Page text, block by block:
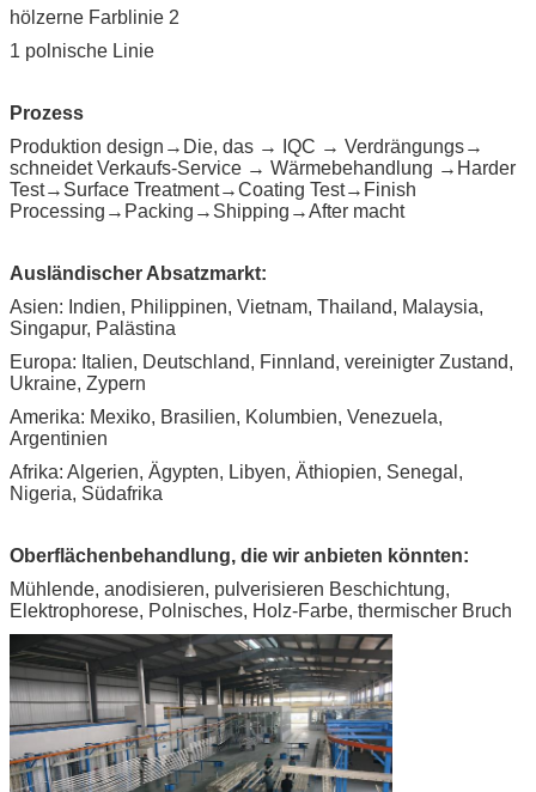
hölzerne Farblinie 2
1 polnische Linie
Prozess
Produktion design→Die, das → IQC → Verdrängungs→
schneidet Verkaufs-Service → Wärmebehandlung →Harder
Test→Surface Treatment→Coating Test→Finish
Processing→Packing→Shipping→After macht
Ausländischer Absatzmarkt:
Asien: Indien, Philippinen, Vietnam, Thailand, Malaysia,
Singapur, Palästina
Europa: Italien, Deutschland, Finnland, vereinigter Zustand,
Ukraine, Zypern
Amerika: Mexiko, Brasilien, Kolumbien, Venezuela,
Argentinien
Afrika: Algerien, Ägypten, Libyen, Äthiopien, Senegal,
Nigeria, Südafrika
Oberflächenbehandlung, die wir anbieten könnten:
Mühlende, anodisieren, pulverisieren Beschichtung,
Elektrophorese, Polnisches, Holz-Farbe, thermischer Bruch